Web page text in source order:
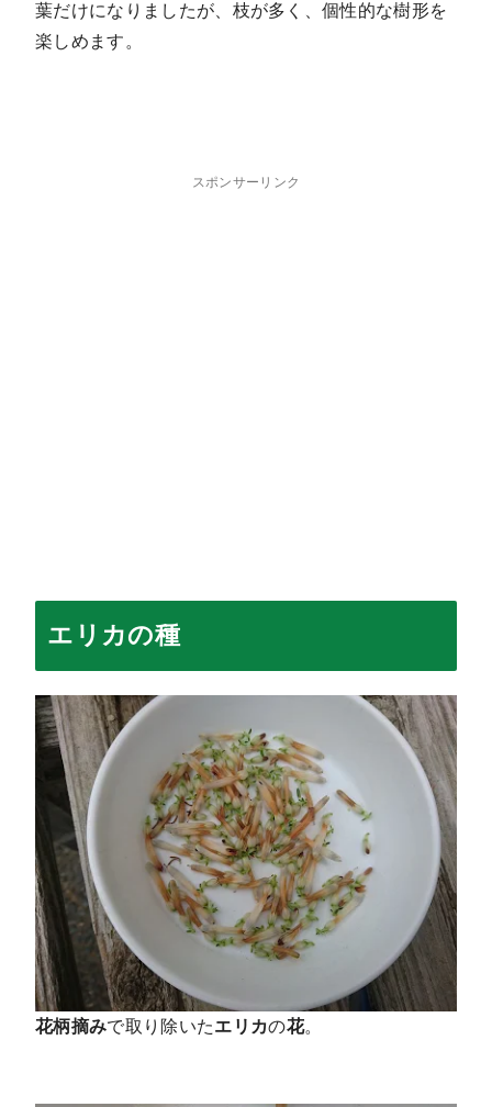
葉だけになりましたが、枝が多く、個性的な樹形を
楽しめます。
スポンサーリンク
エリカの種
花柄摘みで取り除いたエリカの花。